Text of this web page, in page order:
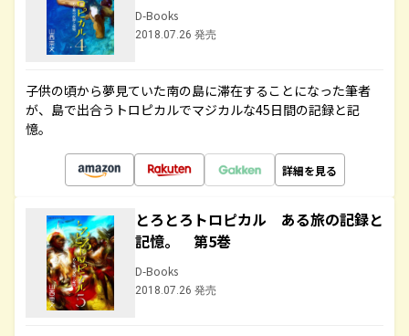
D-Books
2018.07.26 発売
子供の頃から夢見ていた南の島に滞在することになった筆者
が、島で出合うトロピカルでマジカルな45日間の記録と記
憶。
詳細を見る
とろとろトロピカル ある旅の記録と
記憶。 第5巻
D-Books
2018.07.26 発売